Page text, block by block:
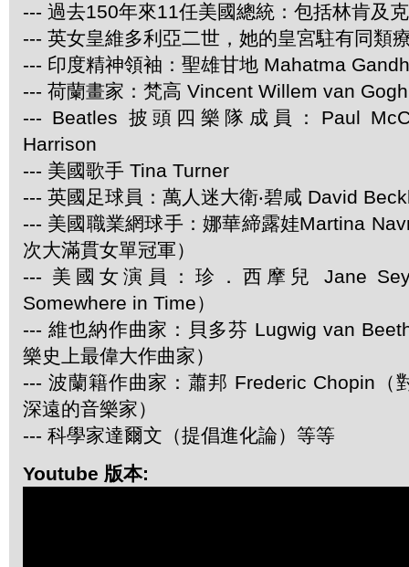
--- 過去150年來11任美國總統：包括林肯及
--- 英女皇維多利亞二世，她的皇宮駐有同類
--- 印度精神領袖：聖雄甘地 Mahatma
--- 荷蘭畫家：梵高 Vincent Willem van Gogh
--- Beatles 披頭四樂隊成員：Paul
Harrison
--- 美國歌手 Tina Turner
--- 英國足球員：萬人迷大衛‧碧咸 David
--- 美國職業網球手：娜華締露娃Martina
次大滿貫女單冠軍）
--- 美國女演員：珍．西摩兒 Jane
Somewhere in Time）
--- 維也納作曲家：貝多芬 Lugwig van
樂史上最偉大作曲家）
--- 波蘭籍作曲家：蕭邦 Frederic Chopin（
深遠的音樂家）
--- 科學家達爾文（提倡進化論）等等
Youtube 版本: